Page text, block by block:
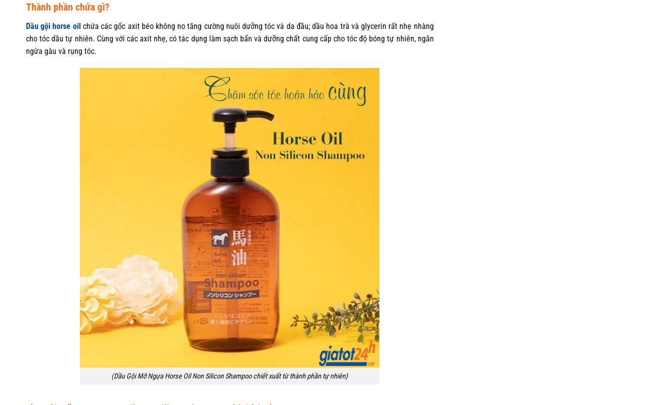
Thành phần chứa gì?
Dầu gội horse oilchứa các gốc axit béo không no tăng cường nuôi dưỡng tóc và da đầu; dầu hoa trà và glycerin rất nhẹ nhàng
cho tóc dầu tự nhiên. Cùng với các axit nhẹ, có tác dụng làm sạch bẩn và dưỡng chất cung cấp cho tóc độ bóng tự nhiên, ngăn
ngừa gàu và rụng tóc.
(Dầu Gội Mỡ Ngựa Horse Oil Non Silicon Shampoo chiết xuất từ thành phần tự nhiên)